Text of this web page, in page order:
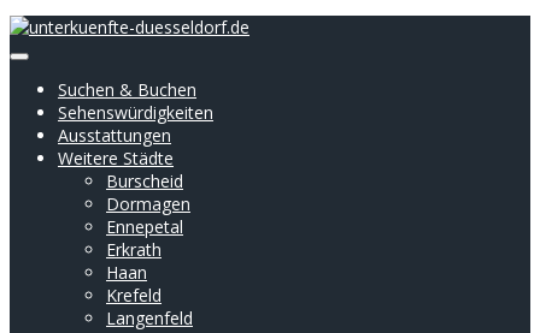
Suchen & Buchen
Sehenswürdigkeiten
Ausstattungen
Weitere Städte
Burscheid
Dormagen
Ennepetal
Erkrath
Haan
Krefeld
Langenfeld